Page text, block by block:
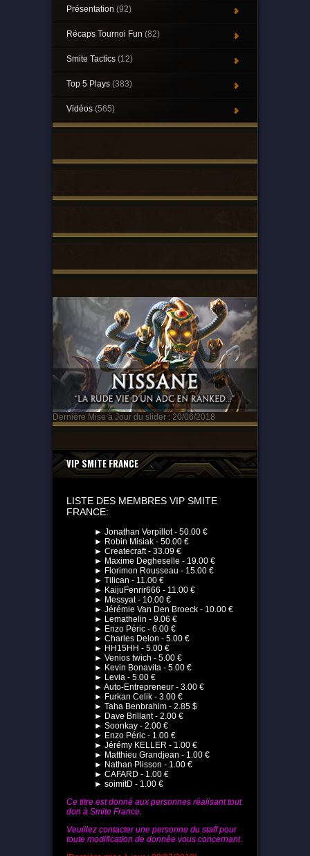
Présentation (92)
Récaps Tournoi Fun (82)
Smite Tactics (12)
Top 5 Plays (383)
Vidéos (565)
Dernière Mise à Jour du slider : 20/06/2018
VIP SMITE FRANCE
LISTE DES MEMBRES VIP SMITE
FRANCE:
► Jonathan Verpillot - 50.00 €
► Robin Misiak - 50.00 €
► Createcraft - 33.09 €
► Maxime Degheselle - 19.00 €
► Florimon Rousseau - 15.00 €
► Tilican - 11.00 €
► KaijuFenrir666 - 11.00 €
► Messyat - 10.00 €
► Jérémie Van Den Broeck - 10.00 €
► Lemathelin - 9.06 €
► Enzo Péric - 6.00 €
► Charles Delon - 5.00 €
► HH15HH - 5.00 €
► Venios twich - 5.00 €
► Kevin Bonavita - 5.00 €
► Levia - 5.00 €
► Auto-Entrepreneur - 3.00 €
► Furkan Celik - 3.00 €
► Taha Benbrahim - 2.85 $
► Dave Brillant - 2.00 €
► Soonkay - 2.00 €
► Enzo Péric - 1.00 €
► Jérémy KELLER - 1.00 €
► Matthieu Grandjean - 1.00 €
► Nathan Plisson - 1.00 €
► CAFARD - 1.00 €
► soimitD - 1.00 €
Ce titre est donné aux personnes réalisant tout
don à Smite France.
Veuillez contacter une personne du staff pour
toute modification de donnée vous concernant.